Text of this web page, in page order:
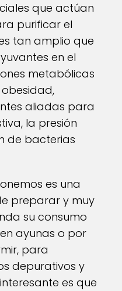
que actúan
purificar el
tan amplio que
en el
metabólicas
aliadas para
la presión
de bacterias
es una
preparar y muy
su consumo
ayunas o por
para
depurativos y
es que